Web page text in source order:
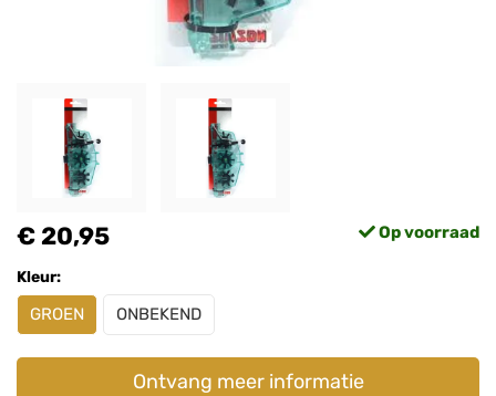
€ 20,95 Op voorraad
Kleur:
GROEN ONBEKEND
Ontvang meer informatie